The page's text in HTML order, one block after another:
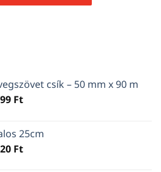
csík – 50 mm x 90 m
Ft
25cm
Ft